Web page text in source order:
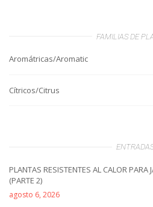
FAMILIAS DE
Aromátricas/Aromatic
Cítricos/Citrus
PLANTAS RESISTENTES AL CALOR PARA
(PARTE 2)
agosto 6, 2026